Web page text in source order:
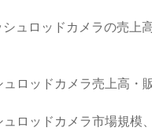
ロッドカメラの売上高
ッドカメラ売上高・
ッドカメラ市場規模